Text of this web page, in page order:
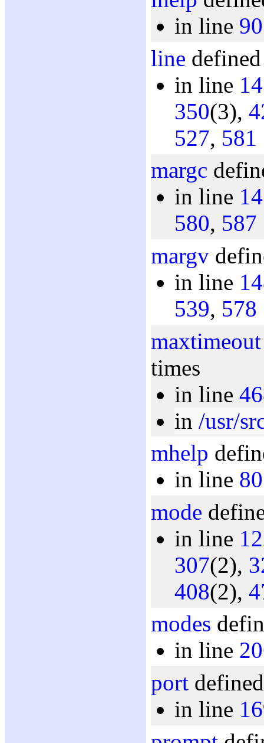
in line 90
line
in line
350(3),
527, 581
margc
in line
580, 587
margv
in line
539, 578
maxtimeout
times
in line
in /usr/
mhelp
in line 80
mode
in line
307(2),
408(2),
modes
in line
port
in line